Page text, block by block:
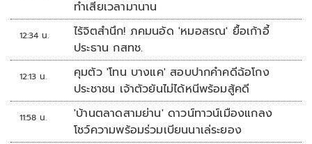
ทำเสียเวลามานาน
12:34 น.
ไร้จิตสำนึก! ภคมนอัด 'หมอสรณ' ยื้อเก้าอี้
ประธาน กสทช.
12:13 น.
คุมตัว 'โทน บางแค' สอบปากคำคดีฉ้อโกง
ประชาชน เจ้าตัวยันไม่ได้หนีพร้อมสู้คดี
11:58 น.
'บ้านตลาดสามย่าน' ดาวน์ทาวน์เมืองแกลง
โชว์ความพร้อมร่วมเบียนนาเล่ระยอง